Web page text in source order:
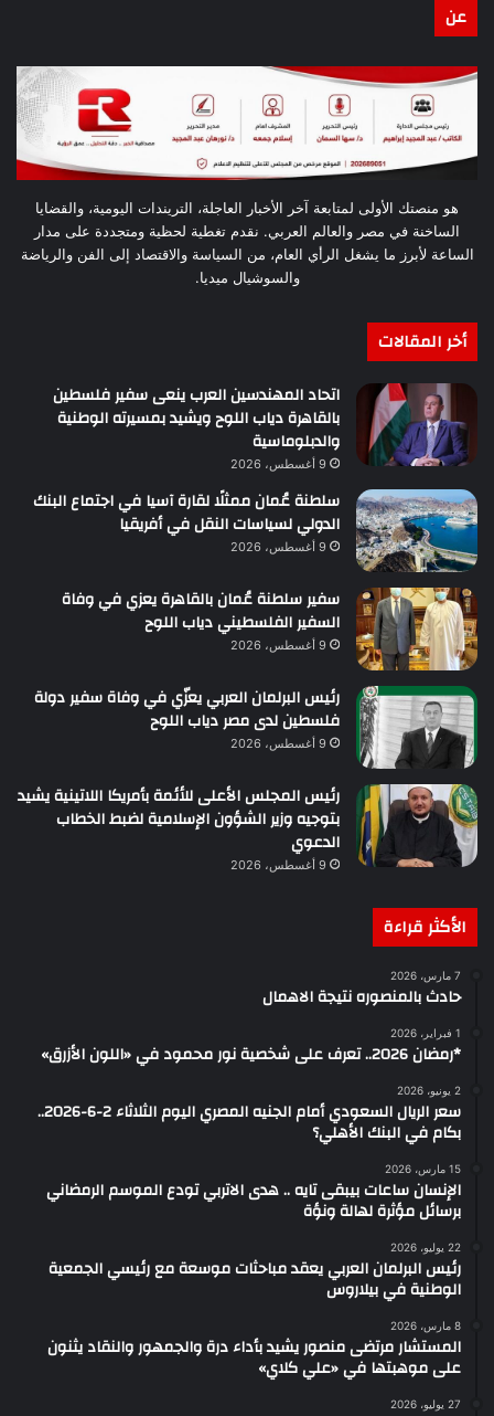
عن
هو منصتك الأولى لمتابعة آخر الأخبار العاجلة، التريندات اليومية، والقضايا
الساخنة في مصر والعالم العربي. نقدم تغطية لحظية ومتجددة على مدار
الساعة لأبرز ما يشغل الرأي العام، من السياسة والاقتصاد إلى الفن والرياضة
والسوشيال ميديا.
أخر المقالات
اتحاد المهندسين العرب ينعى سفير فلسطين
بالقاهرة دياب اللوح ويشيد بمسيرته الوطنية
والدبلوماسية
9 أغسطس، 2026
سلطنة عُمان ممثلًا لقارة آسيا في اجتماع البنك
الدولي لسياسات النقل في أفريقيا
9 أغسطس، 2026
سفير سلطنة عُمان بالقاهرة يعزي في وفاة
السفير الفلسطيني دياب اللوح
9 أغسطس، 2026
رئيس البرلمان العربي يعزّي في وفاة سفير دولة
فلسطين لدى مصر دياب اللوح
9 أغسطس، 2026
رئيس المجلس الأعلى للأئمة بأمريكا اللاتينية يشيد
بتوجيه وزير الشؤون الإسلامية لضبط الخطاب
الدعوي
9 أغسطس، 2026
الأكثر قراءة
7 مارس، 2026
حادث بالمنصوره نتيجة الاهمال
1 فبراير، 2026
*رمضان 2026.. تعرف على شخصية نور محمود في «اللون الأزرق»
2 يونيو، 2026
سعر الريال السعودي أمام الجنيه المصري اليوم الثلاثاء 2-6-2026..
بكام في البنك الأهلي؟
15 مارس، 2026
الإنسان ساعات بيبقى تايه .. هدى الاتربي تودع الموسم الرمضاني
برسائل مؤثرة لهالة ونؤة
22 يوليو، 2026
رئيس البرلمان العربي يعقد مباحثات موسعة مع رئيسي الجمعية
الوطنية في بيلاروس
8 مارس، 2026
المستشار مرتضى منصور يشيد بأداء درة والجمهور والنقاد يثنون
على موهبتها في «علي كلاي»
27 يوليو، 2026